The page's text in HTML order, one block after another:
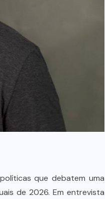
que debatem uma
de 2026. Em entrevista